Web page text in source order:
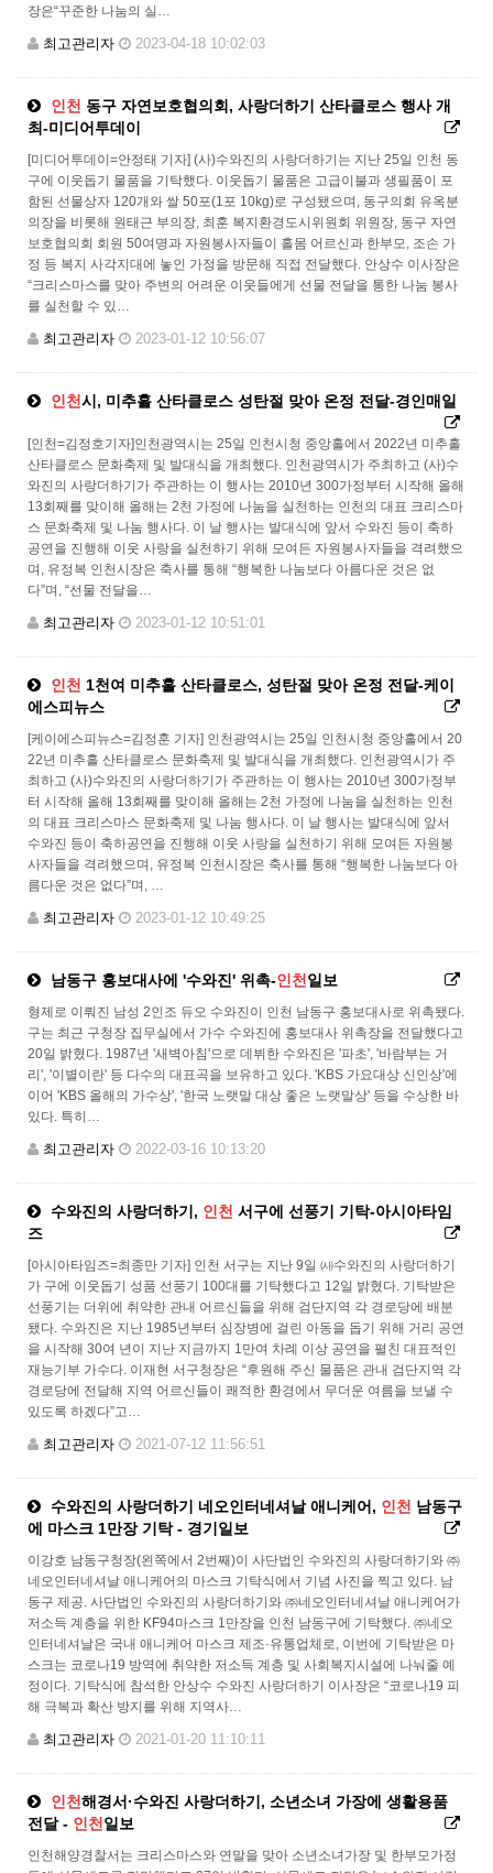
장은“꾸준한 나눔의 실…
최고관리자 2023-04-18 10:02:03
인천 동구 자연보호협의회, 사랑더하기 산타클로스 행사 개
최-미디어투데이
[미디어투데이=안정태 기자] (사)수와진의 사랑더하기는 지난 25일 인천 동
구에 이웃돕기 물품을 기탁했다. 이웃돕기 물품은 고급이불과 생필품이 포
함된 선물상자 120개와 쌀 50포(1포 10kg)로 구성됐으며, 동구의회 유옥분
의장을 비롯해 원태근 부의장, 최훈 복지환경도시위원회 위원장, 동구 자연
보호협의회 회원 50여명과 자원봉사자들이 홀몸 어르신과 한부모, 조손 가
정 등 복지 사각지대에 놓인 가정을 방문해 직접 전달했다. 안상수 이사장은
“크리스마스를 맞아 주변의 어려운 이웃들에게 선물 전달을 통한 나눔 봉사
를 실천할 수 있…
최고관리자 2023-01-12 10:56:07
인천시, 미추홀 산타클로스 성탄절 맞아 온정 전달-경인매일
[인천=김정호기자]인천광역시는 25일 인천시청 중앙홀에서 2022년 미추홀
산타클로스 문화축제 및 발대식을 개최했다. 인천광역시가 주최하고 (사)수
와진의 사랑더하기가 주관하는 이 행사는 2010년 300가정부터 시작해 올해
13회째를 맞이해 올해는 2천 가정에 나눔을 실천하는 인천의 대표 크리스마
스 문화축제 및 나눔 행사다. 이 날 행사는 발대식에 앞서 수와진 등이 축하
공연을 진행해 이웃 사랑을 실천하기 위해 모여든 자원봉사자들을 격려했으
며, 유정복 인천시장은 축사를 통해 “행복한 나눔보다 아름다운 것은 없
다”며, “선물 전달을…
최고관리자 2023-01-12 10:51:01
인천 1천여 미추홀 산타클로스, 성탄절 맞아 온정 전달-케이
에스피뉴스
[케이에스피뉴스=김정훈 기자] 인천광역시는 25일 인천시청 중앙홀에서 20
22년 미추홀 산타클로스 문화축제 및 발대식을 개최했다. 인천광역시가 주
최하고 (사)수와진의 사랑더하기가 주관하는 이 행사는 2010년 300가정부
터 시작해 올해 13회째를 맞이해 올해는 2천 가정에 나눔을 실천하는 인천
의 대표 크리스마스 문화축제 및 나눔 행사다. 이 날 행사는 발대식에 앞서
수와진 등이 축하공연을 진행해 이웃 사랑을 실천하기 위해 모여든 자원봉
사자들을 격려했으며, 유정복 인천시장은 축사를 통해 “행복한 나눔보다 아
름다운 것은 없다”며, …
최고관리자 2023-01-12 10:49:25
남동구 홍보대사에 '수와진' 위촉-인천 일보
형제로 이뤄진 남성 2인조 듀오 수와진이 인천 남동구 홍보대사로 위촉됐다.
구는 최근 구청장 집무실에서 가수 수와진에 홍보대사 위촉장을 전달했다고
20일 밝혔다. 1987년 '새벽아침'으로 데뷔한 수와진은 '파초', '바람부는 거
리', '이별이란' 등 다수의 대표곡을 보유하고 있다. 'KBS 가요대상 신인상'에
이어 'KBS 올해의 가수상', '한국 노랫말 대상 좋은 노랫말상' 등을 수상한 바
있다. 특히…
최고관리자 2022-03-16 10:13:20
수와진의 사랑더하기, 인천 서구에 선풍기 기탁-아시아타임
즈
[아시아타임즈=최종만 기자] 인천 서구는 지난 9일 ㈔수와진의 사랑더하기
가 구에 이웃돕기 성품 선풍기 100대를 기탁했다고 12일 밝혔다. 기탁받은
선풍기는 더위에 취약한 관내 어르신들을 위해 검단지역 각 경로당에 배분
됐다. 수와진은 지난 1985년부터 심장병에 걸린 아동을 돕기 위해 거리 공연
을 시작해 30여 년이 지난 지금까지 1만여 차례 이상 공연을 펼친 대표적인
재능기부 가수다. 이재현 서구청장은 “후원해 주신 물품은 관내 검단지역 각
경로당에 전달해 지역 어르신들이 쾌적한 환경에서 무더운 여름을 보낼 수
있도록 하겠다”고…
최고관리자 2021-07-12 11:56:51
수와진의 사랑더하기 네오인터네셔날 애니케어, 인천 남동구
에 마스크 1만장 기탁 - 경기일보
이강호 남동구청장(왼쪽에서 2번째)이 사단법인 수와진의 사랑더하기와 ㈜
네오인터네셔날 애니케어의 마스크 기탁식에서 기념 사진을 찍고 있다. 남
동구 제공. 사단법인 수와진의 사랑더하기와 ㈜네오인터네셔날 애니케어가
저소득 계층을 위한 KF94마스크 1만장을 인천 남동구에 기탁했다. ㈜네오
인터네셔날은 국내 애니케어 마스크 제조·유통업체로, 이번에 기탁받은 마
스크는 코로나19 방역에 취약한 저소득 계층 및 사회복지시설에 나눠줄 예
정이다. 기탁식에 참석한 안상수 수와진 사랑더하기 이사장은 “코로나19 피
해 극복과 확산 방지를 위해 지역사…
최고관리자 2021-01-20 11:10:11
인천해경서·수와진 사랑더하기, 소년소녀 가장에 생활용품
전달 - 인천 일보
인천해양경찰서는 크리스마스와 연말을 맞아 소년소녀가장 및 한부모가정